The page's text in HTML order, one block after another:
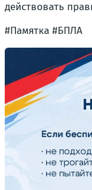
действовать
#Памятка #БПЛА